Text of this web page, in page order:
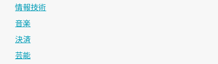
情報技術
音楽
決済
芸能